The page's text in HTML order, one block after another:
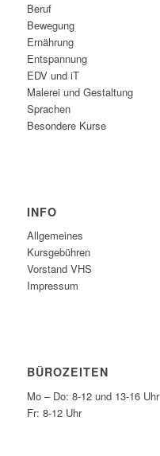
Beruf
Bewegung
Ernährung
Entspannung
EDV und iT
Malerei und Gestaltung
Sprachen
Besondere Kurse
INFO
Allgemeines
Kursgebühren
Vorstand VHS
Impressum
BÜROZEITEN
Mo – Do: 8-12 und 13-16 Uhr
Fr: 8-12 Uhr